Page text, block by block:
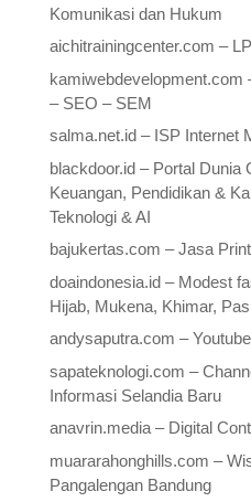
Komunikasi dan Hukum
aichitrainingcenter.com –
kamiwebdevelopment.com
– SEO – SEM
salma.net.id – ISP Internet
blackdoor.id – Portal Dunia
Keuangan, Pendidikan &
Teknologi & AI
bajukertas.com – Jasa
doaindonesia.id – Modest
Hijab, Mukena, Khimar,
andysaputra.com –
sapateknologi.com –
Informasi Selandia Baru
anavrin.media – Digital
muararahonghills.com –
Pangalengan Bandung